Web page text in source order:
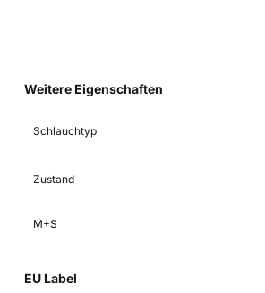
Weitere Eigenschaften
Schlauchtyp
Zustand
M+S
EU Label